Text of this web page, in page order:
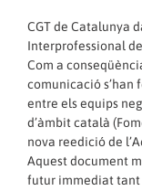
CGT de Catalunya
Interprofessional
Com a
comunicació s’han
entre els equips
d’àmbit català
nova reedició de
Aquest document
futur immediat tant